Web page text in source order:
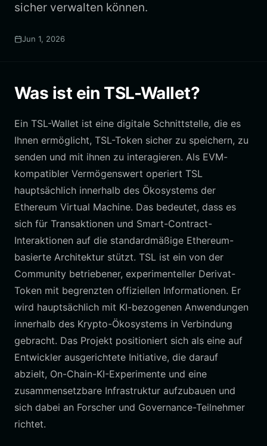
sicher verwalten können.
Jun 1, 2026
Was ist ein TSL-Wallet?
Ein TSL-Wallet ist eine digitale Schnittstelle, die es
Ihnen ermöglicht, TSL-Token sicher zu speichern, zu
senden und mit ihnen zu interagieren. Als EVM-
kompatibler Vermögenswert operiert TSL
hauptsächlich innerhalb des Ökosystems der
Ethereum Virtual Machine. Das bedeutet, dass es
sich für Transaktionen und Smart-Contract-
Interaktionen auf die standardmäßige Ethereum-
basierte Architektur stützt. TSL ist ein von der
Community betriebener, experimenteller Derivat-
Token mit begrenzten offiziellen Informationen. Er
wird hauptsächlich mit KI-bezogenen Anwendungen
innerhalb des Krypto-Ökosystems in Verbindung
gebracht. Das Projekt positioniert sich als eine auf
Entwickler ausgerichtete Initiative, die darauf
abzielt, On-Chain-KI-Experimente und eine
zusammensetzbare Infrastruktur aufzubauen und
sich dabei an Forscher und Governance-Teilnehmer
richtet.